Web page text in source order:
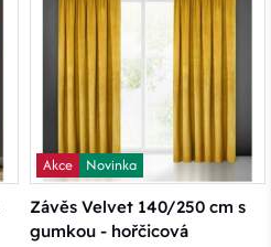
Akce
Novinka
Závěs Velvet 140/250 cm s
gumkou - hořčicová